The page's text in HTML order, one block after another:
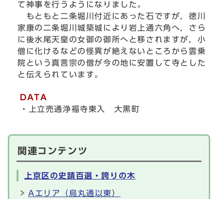
て神事を行うようになりました。
もともと二条堀川付近にあった石ですが，徳川
家康の二条堀川城築城により岩上通六角へ，さら
に後水尾天皇の女御の御所へと移されますが，小
僧に化けるなどの怪異が絶えないところから雲乗
院という真言宗の僧が今の地に安置して寺とした
と伝えられています。
DATA
・上立売通浄福寺東入 大黒町
関連コンテンツ
上京区の史蹟百選・誇りの木
Aエリア（烏丸通以東）